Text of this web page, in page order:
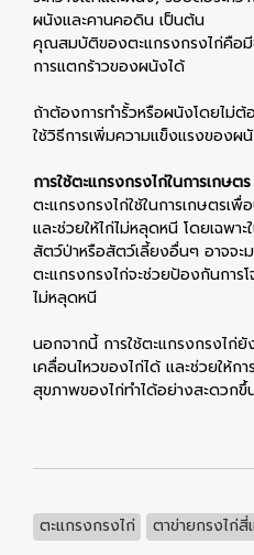
ผนังและคานคอดิน เป็นต้น
คุณสมบัติของตะแกรงกรงไก่คือมี
การแตกร้าวของผนังได้
ถ้าต้องการทำรั้วหรือผนังโดยไม่
ใช้วิธีการเพิ่มความแข็งแรงของผ
การใช้ตะแกรงกรงไก่ในการเกษตร
ตะแกรงกรงไก่ใช้ในการเกษตร
และช่วยให้ไก่ไม่หลุดหนี โดยเฉพา
สัตว์ป่าหรือสัตว์เลี้ยงอื่นๆ อาจจะม
ตะแกรงกรงไก่จะช่วยป้องกันกา
ไม่หลุดหนี
นอกจากนี้ การใช้ตะแกรงกรงไก่ยั
เคลื่อนไหวของไก่ได้ และช่วยให้ก
สุขภาพของไก่ทำได้อย่างสะดวกขึ้
ตะแกรงกรงไก่ ตาข่ายกรงไก่สี่